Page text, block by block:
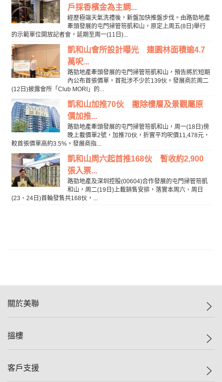
戶採香檳金為主調...
經歷極端天氣洗禮後，新盤加快推盤步伐。由路勁地產
牽頭發展的屯門掃管笏凱和山，原定上周五(8日)舉行
的示範單位開放記者會，延期至周一(11日)...
凱和山會所設計曝光 連園林面積逾4.7
萬呎...
路勁地產牽頭發展的屯門掃管笏凱和山，預告將於短期
內公布首張價單，首批涉不少於139伙。發展商於周二
(12日)披露會所「Club MORI」的...
凱和山加推70伙 撇除樓層及景觀屬原
價加推...
路勁地產牽頭發展的屯門掃管笏凱和山，周一(18日)傍
晚上載價單2號，加推70伙，折實平均呎價11,478元，
較首張價單高約3.5%。發展商指...
凱和山周六起首推168伙 暫收約2,900
張入票...
路勁地產及深圳控股(00604)合作發展的屯門掃管笏凱
和山，周二(19日)上載銷售安排，落實本周六、周日
(23、24日)首輪發售共168伙，...
關於美聯
美聯集團
人才招募
搵樓
一手新盤
客戶支援